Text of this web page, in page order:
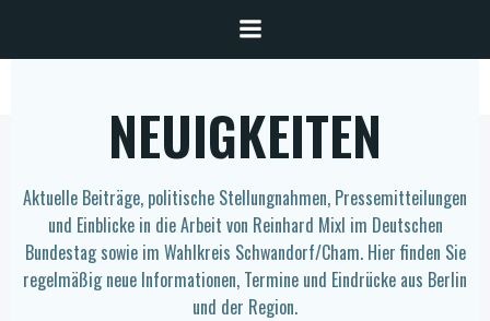
Inhalt
springen
NEUIGKEITEN
Aktuelle Beiträge, politische Stellungnahmen, Pressemitteilungen
und Einblicke in die Arbeit von Reinhard Mixl im Deutschen
Bundestag sowie im Wahlkreis Schwandorf/Cham. Hier finden Sie
regelmäßig neue Informationen, Termine und Eindrücke aus Berlin
und der Region.